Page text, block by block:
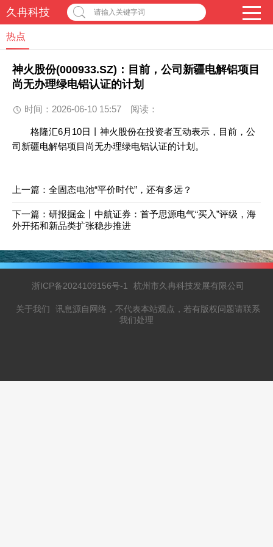
久冉科技 请输入关键字词
热点
神火股份(000933.SZ)：目前，公司新疆电解铝项目
尚无办理绿电铝认证的计划
时间：2026-06-10 15:57 阅读：
格隆汇6月10日丨神火股份在投资者互动表示，目前，公
司新疆电解铝项目尚无办理绿电铝认证的计划。
上一篇： 全固态电池“平价时代”，还有多远？
下一篇： 研报掘金丨中航证券：首予思源电气“买入”评级，海
外开拓和新品类扩张稳步推进
浙ICP备2024109156号-1 杭州市久冉科技发展有限公司
关于我们
讯息源自网络，不代表本站观点，若有版权问题请联系
我们处理